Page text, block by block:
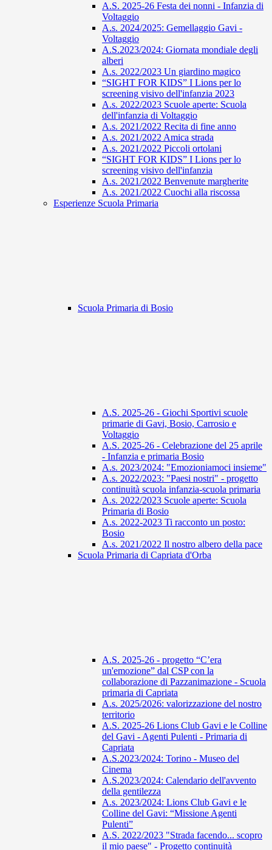
A.S. 2025-26 Festa dei nonni - Infanzia di
Voltaggio
A.s. 2024/2025: Gemellaggio Gavi -
Voltaggio
A.S.2023/2024: Giornata mondiale degli
alberi
A.s. 2022/2023 Un giardino magico
“SIGHT FOR KIDS” I Lions per lo
screening visivo dell'infanzia 2023
A.s. 2022/2023 Scuole aperte: Scuola
dell'infanzia di Voltaggio
A.s. 2021/2022 Recita di fine anno
A.s. 2021/2022 Amica strada
A.s. 2021/2022 Piccoli ortolani
“SIGHT FOR KIDS” I Lions per lo
screening visivo dell'infanzia
A.s. 2021/2022 Benvenute margherite
A.s. 2021/2022 Cuochi alla riscossa
Esperienze Scuola Primaria
Scuola Primaria di Bosio
A.S. 2025-26 - Giochi Sportivi scuole
primarie di Gavi, Bosio, Carrosio e
Voltaggio
A.S. 2025-26 - Celebrazione del 25 aprile
- Infanzia e primaria Bosio
A.s. 2023/2024: "Emozioniamoci insieme"
A.s. 2022/2023: "Paesi nostri" - progetto
continuità scuola infanzia-scuola primaria
A.s. 2022/2023 Scuole aperte: Scuola
Primaria di Bosio
A.s. 2022-2023 Ti racconto un posto:
Bosio
A.s. 2021/2022 Il nostro albero della pace
Scuola Primaria di Capriata d'Orba
A.S. 2025-26 - progetto “C’era
un'emozione” dal CSP con la
collaborazione di Pazzanimazione - Scuola
primaria di Capriata
A.s. 2025/2026: valorizzazione del nostro
territorio
A.S. 2025-26 Lions Club Gavi e le Colline
del Gavi - Agenti Pulenti - Primaria di
Capriata
A.S.2023/2024: Torino - Museo del
Cinema
A.S.2023/2024: Calendario dell'avvento
della gentilezza
A.s. 2023/2024: Lions Club Gavi e le
Colline del Gavi: “Missione Agenti
Pulenti”
A.S. 2022/2023 "Strada facendo... scopro
il mio paese" - Progetto continuità